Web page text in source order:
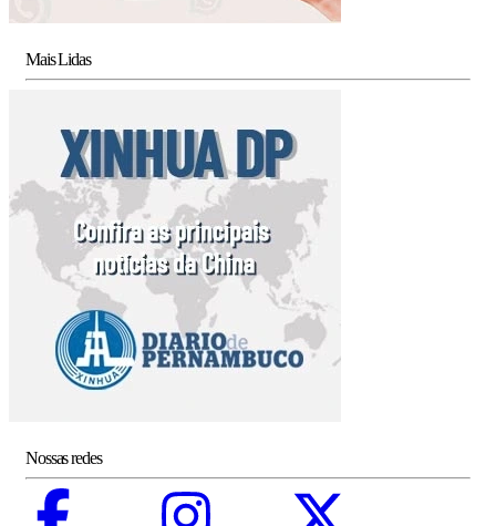
Mais Lidas
Nossas redes